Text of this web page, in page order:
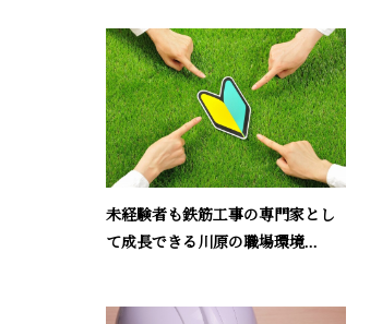
未経験者も鉄筋工事の専門家とし
て成長できる川原の職場環境...